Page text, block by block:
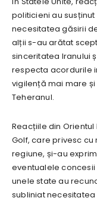
politicieni au
necesitatea găsirii
alții s-au arătat
sinceritatea Iranului
respecta acordurile
vigilență mai mare
Teheranul.
Reacțiile din Orientul
Golf, care privesc
regiune, și-au
eventualele concesii
unele state au
subliniat